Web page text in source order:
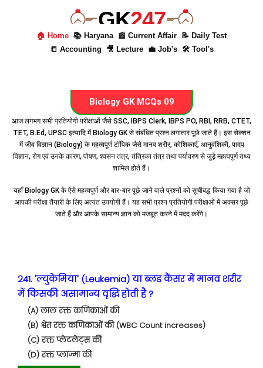
GK247
🏠 Home 📚 Haryana 📰 Current Affair
📝 Daily Test
📒 Accounting
🎥 Lecture 💼 Job's 🛠 Tool's
Biology GK MCQs 09
आज लगभग सभी प्रतियोगी परीक्षाओं जैसे SSC, IBPS Clerk, IBPS PO, RBI, RRB, CTET,
TET, B.Ed, UPSC इत्यादि में Biology GK से संबंधित प्रश्न लगातार पूछे जाते हैं। इस सेक्शन
में जीव विज्ञान (Biology) के महत्वपूर्ण टॉपिक जैसे मानव शरीर, कोशिकाएँ, आनुवंशिकी, पादप
विज्ञान, रोग एवं उनके कारण, पोषण, श्वसन तंत्र, तंत्रिका तंत्र तथा पर्यावरण से जुड़े महत्वपूर्ण तथ्य
शामिल होते हैं।
यहाँ Biology GK के ऐसे महत्वपूर्ण और बार-बार पूछे जाने वाले प्रश्नों को सूचीबद्ध किया गया है जो
आपकी परीक्षा तैयारी के लिए अत्यंत उपयोगी हैं। यह सभी प्रश्न प्रतियोगी परीक्षाओं में अक्सर पूछे
जाते हैं और आपके सामान्य ज्ञान को मजबूत करने में मदद करेंगे।
241. 'ल्युकेमिया' (Leukemia) या ब्लड कैंसर में मानव शरीर
में किसकी असामान्य वृद्धि होती है ?
(A) लाल रक्त कणिकाओं की
(B) श्वेत रक्त कणिकाओं की (WBC Count increases)
(C) रक्त प्लेटलेट्स की
(D) रक्त प्लाज्मा की